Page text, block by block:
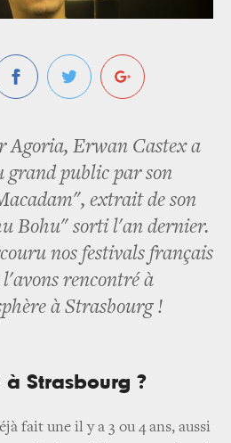
Agoria, Erwan Castex a
grand public par son
extrait de son
Bohu" sorti l'an dernier.
nos festivals français
l'avons rencontré à
à Strasbourg !
à Strasbourg ?
fait une il y a 3 ou 4 ans, aussi